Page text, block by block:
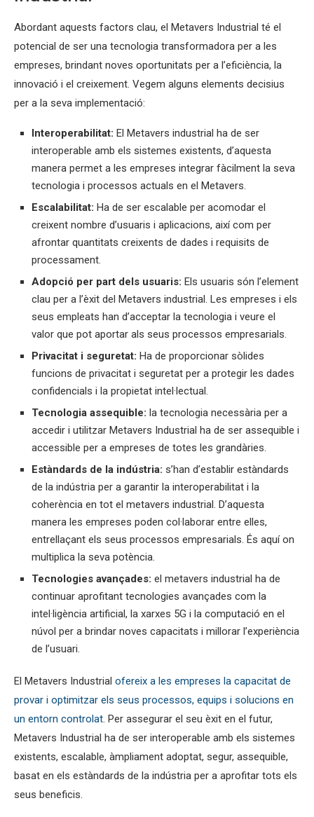
Abordant aquests factors clau, el Metavers Industrial té el
potencial de ser una tecnologia transformadora per a les
empreses, brindant noves oportunitats per a l’eficiència, la
innovació i el creixement. Vegem alguns elements decisius
per a la seva implementació:
Interoperabilitat: El Metavers industrial ha de ser
interoperable amb els sistemes existents, d’aquesta
manera permet a les empreses integrar fàcilment la seva
tecnologia i processos actuals en el Metavers.
Escalabilitat: Ha de ser escalable per acomodar el
creixent nombre d’usuaris i aplicacions, així com per
afrontar quantitats creixents de dades i requisits de
processament.
Adopció per part dels usuaris: Els usuaris són l’element
clau per a l’èxit del Metavers industrial. Les empreses i els
seus empleats han d’acceptar la tecnologia i veure el
valor que pot aportar als seus processos empresarials.
Privacitat i seguretat: Ha de proporcionar sòlides
funcions de privacitat i seguretat per a protegir les dades
confidencials i la propietat intel·lectual.
Tecnologia assequible: la tecnologia necessària per a
accedir i utilitzar Metavers Industrial ha de ser assequible i
accessible per a empreses de totes les grandàries.
Estàndards de la indústria: s’han d’establir estàndards
de la indústria per a garantir la interoperabilitat i la
coherència en tot el metavers industrial. D’aquesta
manera les empreses poden col·laborar entre elles,
entrellaçant els seus processos empresarials. És aquí on
multiplica la seva potència.
Tecnologies avançades: el metavers industrial ha de
continuar aprofitant tecnologies avançades com la
intel·ligència artificial, la xarxes 5G i la computació en el
núvol per a brindar noves capacitats i millorar l’experiència
de l’usuari.
El Metavers Industrial ofereix a les empreses la capacitat de
provar i optimitzar els seus processos, equips i solucions en
un entorn controlat. Per assegurar el seu èxit en el futur,
Metavers Industrial ha de ser interoperable amb els sistemes
existents, escalable, àmpliament adoptat, segur, assequible,
basat en els estàndards de la indústria per a aprofitar tots els
seus beneficis.